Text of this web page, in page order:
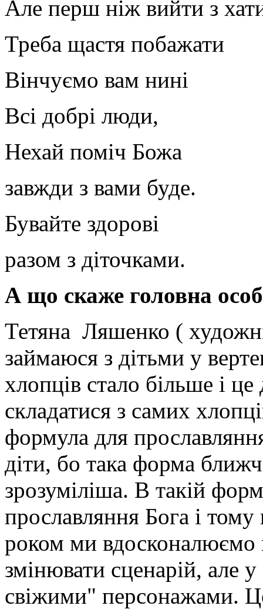
Але перш ніж вийти з
Треба щастя побажати
Вінчуємо вам нині
Всі добрі люди,
Нехай поміч Божа
завжди з вами буде.
Бувайте здорові
разом з діточками.
А що скаже головна
Тетяна Ляшенко (
займаюся з дітьми у
хлопців стало більше і
складатися з самих
формула для
діти, бо така форма
зрозуміліша. В такій
прославляння Бога і
роком ми
змінювати сценарій, але
свіжими" персонажами.